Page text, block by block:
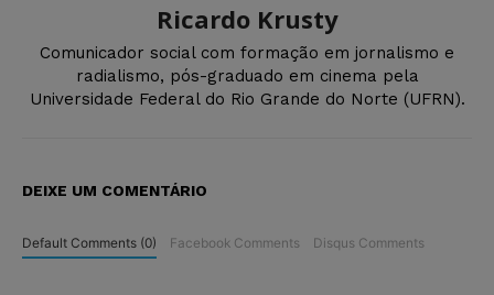
Ricardo Krusty
Comunicador social com formação em jornalismo e
radialismo, pós-graduado em cinema pela
Universidade Federal do Rio Grande do Norte (UFRN).
DEIXE UM COMENTÁRIO
Default Comments (0) Facebook Comments Disqus Comments